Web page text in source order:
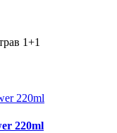
1+1
220ml